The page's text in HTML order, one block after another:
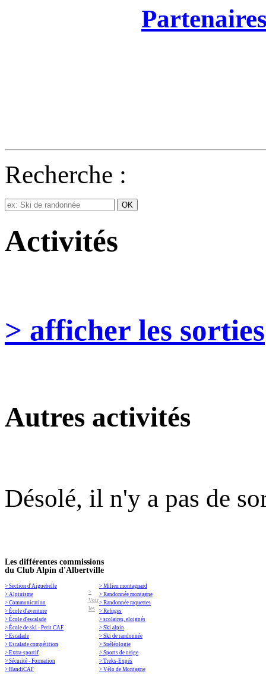
Recherche :
Activités
> afficher les sorties
Autres activités
Désolé, il n'y a pas de
Les différentes commissions
du Club Alpin d'Albertville
> Section d'Aiguebelle
> Alpinisme
> Communication
> École d'aventure
> École d'escalade
> École de ski - Petit CAF
> Escalade
> Escalade compétition
> Extra-sportif
> Sécurité - Formation
> HandiCAF
> Milieu montagnard
> Randonnée montagne
> Randonnée raquettes
> Refuges
> scolaires, eloignés
> Ski alpin
> Ski de randonnée
> Spéléologie
> Sports de neige
> Treks-Expés
> Vélo de Montagne
>
Voir
les